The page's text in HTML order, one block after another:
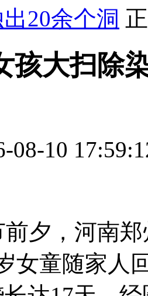
20余个洞
孩大扫除
08-10
前夕，河南
女童随家人